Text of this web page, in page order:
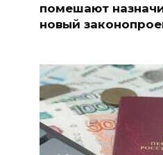
помешают
новый